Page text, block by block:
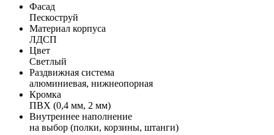
Фасад
Пескоструй
Материал корпуса
ЛДСП
Цвет
Светлый
Раздвижная система
алюминиевая, нижнеопорная
Кромка
ПВХ (0,4 мм, 2 мм)
Внутреннее наполнение
на выбор (полки, корзины, штанги)